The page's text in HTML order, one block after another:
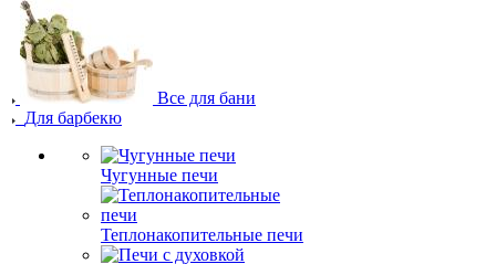
Все для бани
Для барбекю
Чугунные печи
Теплонакопительные печи